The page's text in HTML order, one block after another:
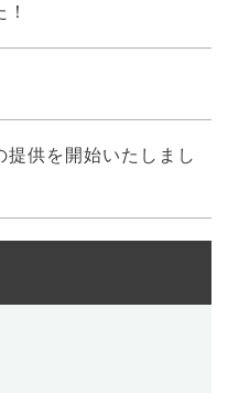
提供を開始いたしまし